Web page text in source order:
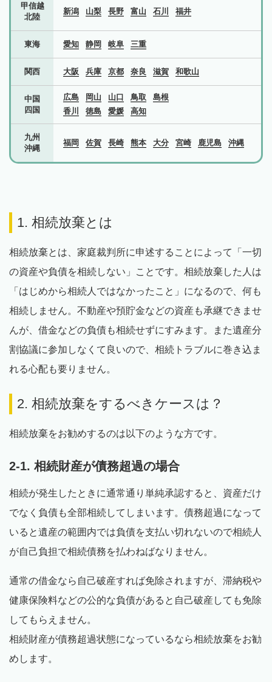
甲信越
北陸
新潟 山梨 長野 富山 石川 福井
東海 愛知 静岡 岐阜 三重
関西 大阪 兵庫 京都 奈良 滋賀 和歌山
中国
四国
広島 岡山 山口 鳥取
島根
香川
徳島 愛媛 高知
九州
沖縄
福岡 佐賀 長崎 熊本 大分 宮崎 鹿児島 沖縄
1. 相続放棄とは
相続放棄とは、家庭裁判所に申述することによって「一切
の資産や負債を相続しない」ことです。相続放棄した人は
「はじめから相続人ではなかったこと」になるので、何も
相続しません。不動産や預貯金などの資産も承継できませ
んが、借金などの負債も相続せずにすみます。また遺産分
割協議に参加しなくて良いので、相続トラブルに巻き込ま
れる心配も要りません。
2. 相続放棄をするべきケースは？
相続放棄をお勧めするのは以下のような方です。
2-1. 相続財産が債務超過の場合
相続が発生したときに通常通り単純承認すると、資産だけ
でなく負債も全部相続してしまいます。債務超過になって
いると遺産の範囲内では負債を支払い切れないので相続人
が自己負担で相続債務を払わねばなりません。
通常の借金なら自己破産すれば免除されますが、滞納税や
健康保険料などの公的な負債があると自己破産しても免除
してもらえません。
相続財産が債務超過状態になっているなら相続放棄をお勧
めします。